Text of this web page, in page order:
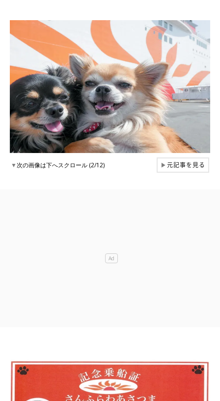
▼次の画像は下へスクロール (2/12) ▶元記事を見る